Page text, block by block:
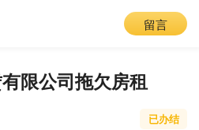
留言
限公司拖欠房租
已办结